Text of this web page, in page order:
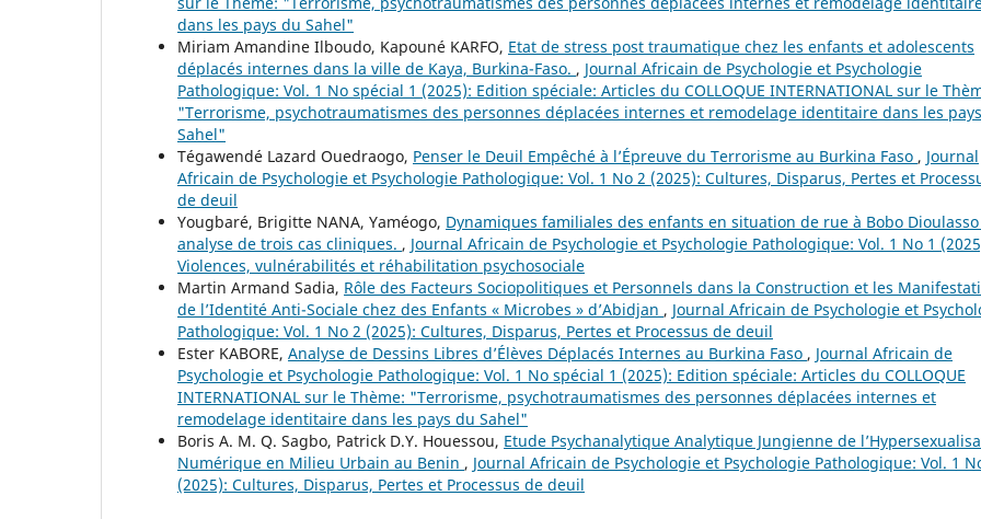
dans les pays du Sahel"
Miriam Amandine Ilboudo, Kapouné KARFO, Etat de stress post traumatique chez les enfants et adolescents
déplacés internes dans la ville de Kaya, Burkina-Faso. , Journal Africain de Psychologie et Psychologie
Pathologique: Vol. 1 No spécial 1 (2025): Edition spéciale: Articles du COLLOQUE INTERNATIONAL sur le
"Terrorisme, psychotraumatismes des personnes déplacées internes et remodelage identitaire dans les
Sahel"
Tégawendé Lazard Ouedraogo, Penser le Deuil Empêché à l’Épreuve du Terrorisme au Burkina Faso , Journal
Africain de Psychologie et Psychologie Pathologique: Vol. 1 No 2 (2025): Cultures, Disparus, Pertes et
de deuil
Yougbaré, Brigitte NANA, Yaméogo, Dynamiques familiales des enfants en situation de rue à Bobo Dioulasso
analyse de trois cas cliniques. , Journal Africain de Psychologie et Psychologie Pathologique: Vol. 1 No 1
Violences, vulnérabilités et réhabilitation psychosociale
Martin Armand Sadia, Rôle des Facteurs Sociopolitiques et Personnels dans la Construction et les
de l’Identité Anti-Sociale chez des Enfants « Microbes » d’Abidjan , Journal Africain de Psychologie et
Pathologique: Vol. 1 No 2 (2025): Cultures, Disparus, Pertes et Processus de deuil
Ester KABORE, Analyse de Dessins Libres d’Élèves Déplacés Internes au Burkina Faso , Journal Africain de
Psychologie et Psychologie Pathologique: Vol. 1 No spécial 1 (2025): Edition spéciale: Articles du COLLOQUE
INTERNATIONAL sur le Thème: "Terrorisme, psychotraumatismes des personnes déplacées internes et
remodelage identitaire dans les pays du Sahel"
Boris A. M. Q. Sagbo, Patrick D.Y. Houessou, Etude Psychanalytique Analytique Jungienne de
Numérique en Milieu Urbain au Benin , Journal Africain de Psychologie et Psychologie Pathologique: Vol. 1
(2025): Cultures, Disparus, Pertes et Processus de deuil